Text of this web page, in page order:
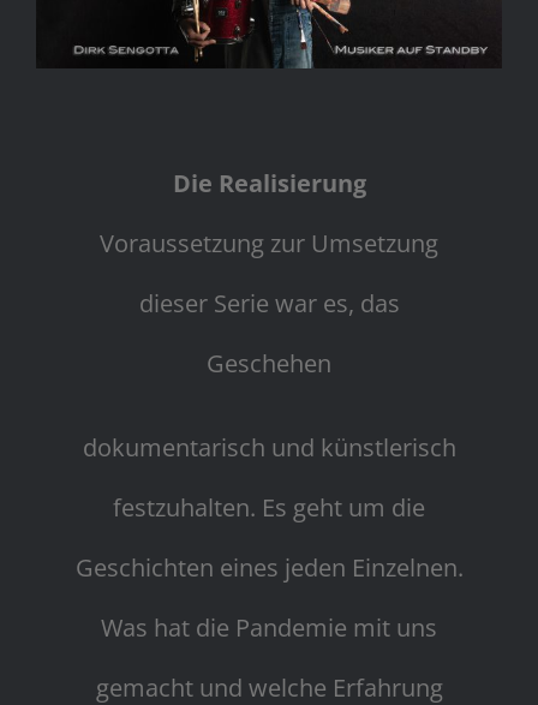
Die Realisierung
Voraussetzung zur Umsetzung
dieser Serie war es, das
Geschehen
dokumentarisch und künstlerisch
festzuhalten. Es geht um die
Geschichten eines jeden Einzelnen.
Was hat die Pandemie mit uns
gemacht und welche Erfahrung